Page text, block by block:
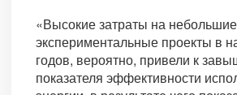
«Высокие затраты на небольшие
экспериментальные проекты в
годов, вероятно, привели к
показателя эффективности